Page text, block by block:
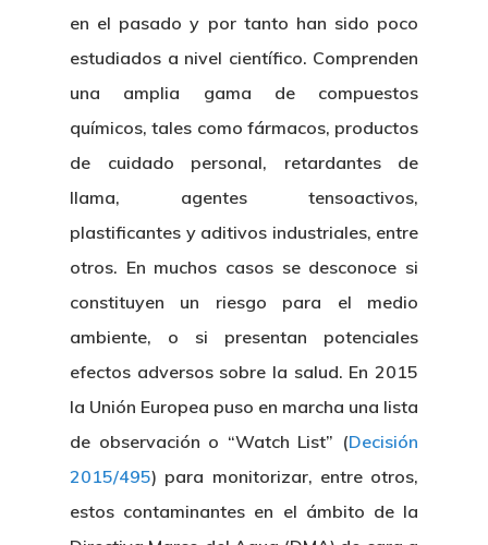
en el pasado y por tanto han sido poco
estudiados a nivel científico. Comprenden
una amplia gama de compuestos
químicos, tales como fármacos, productos
de cuidado personal, retardantes de
llama, agentes tensoactivos,
plastificantes y aditivos industriales, entre
otros. En muchos casos se desconoce si
constituyen un riesgo para el medio
ambiente, o si presentan potenciales
efectos adversos sobre la salud. En 2015
la Unión Europea puso en marcha una lista
de observación o “Watch List” (Decisión
2015/495) para monitorizar, entre otros,
estos contaminantes en el ámbito de la